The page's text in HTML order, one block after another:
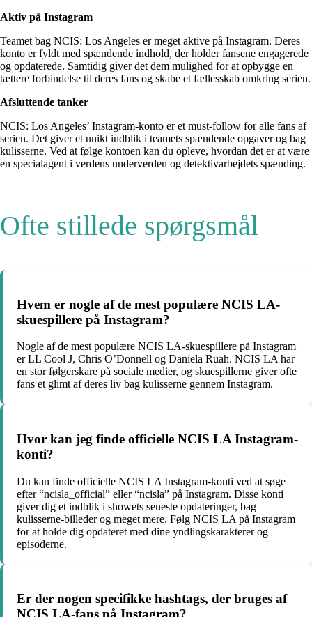
Aktiv på Instagram
Teamet bag NCIS: Los Angeles er meget aktive på Instagram. Deres
konto er fyldt med spændende indhold, der holder fansene engagerede
og opdaterede. Samtidig giver det dem mulighed for at opbygge en
tættere forbindelse til deres fans og skabe et fællesskab omkring serien.
Afsluttende tanker
NCIS: Los Angeles’ Instagram-konto er et must-follow for alle fans af
serien. Det giver et unikt indblik i teamets spændende opgaver og bag
kulisserne. Ved at følge kontoen kan du opleve, hvordan det er at være
en specialagent i verdens underverden og detektivarbejdets spænding.
Ofte stillede spørgsmål
Hvem er nogle af de mest populære NCIS LA-
skuespillere på Instagram?
Nogle af de mest populære NCIS LA-skuespillere på Instagram
er LL Cool J, Chris O’Donnell og Daniela Ruah. NCIS LA har
en stor følgerskare på sociale medier, og skuespillerne giver ofte
fans et glimt af deres liv bag kulisserne gennem Instagram.
Hvor kan jeg finde officielle NCIS LA Instagram-
konti?
Du kan finde officielle NCIS LA Instagram-konti ved at søge
efter “ncisla_official” eller “ncisla” på Instagram. Disse konti
giver dig et indblik i showets seneste opdateringer, bag
kulisserne-billeder og meget mere. Følg NCIS LA på Instagram
for at holde dig opdateret med dine yndlingskarakterer og
episoderne.
Er der nogen specifikke hashtags, der bruges af